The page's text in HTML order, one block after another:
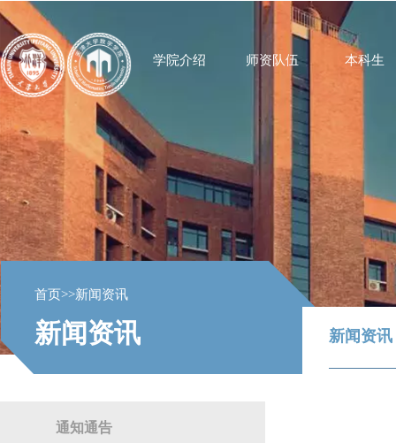
学院介绍 师资队伍 本科生
首页>>新闻资讯
新闻资讯
通知通告
新闻资讯